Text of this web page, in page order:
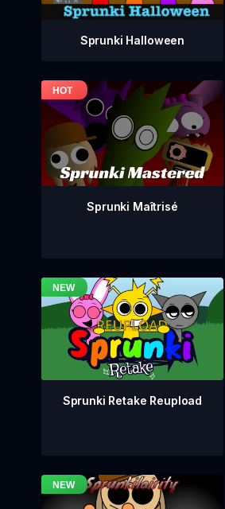
Sprunki Halloween
Sprunki Maîtrisé
Sprunki Retake Reupload